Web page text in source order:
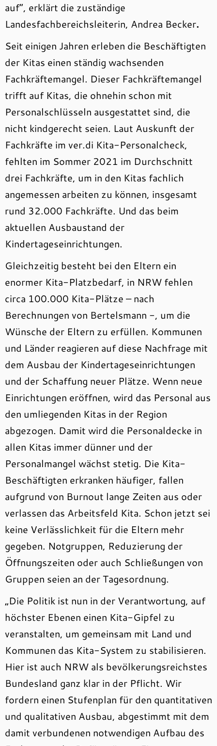
auf“, erklärt die zuständige
Landesfachbereichsleiterin, Andrea Becker.
Seit einigen Jahren erleben die Beschäftigten
der Kitas einen ständig wachsenden
Fachkräftemangel. Dieser Fachkräftemangel
trifft auf Kitas, die ohnehin schon mit
Personalschlüsseln ausgestattet sind, die
nicht kindgerecht seien. Laut Auskunft der
Fachkräfte im ver.di Kita-Personalcheck,
fehlten im Sommer 2021 im Durchschnitt
drei Fachkräfte, um in den Kitas fachlich
angemessen arbeiten zu können, insgesamt
rund 32.000 Fachkräfte. Und das beim
aktuellen Ausbaustand der
Kindertageseinrichtungen.
Gleichzeitig besteht bei den Eltern ein
enormer Kita-Platzbedarf, in NRW fehlen
circa 100.000 Kita-Plätze – nach
Berechnungen von Bertelsmann -, um die
Wünsche der Eltern zu erfüllen. Kommunen
und Länder reagieren auf diese Nachfrage mit
dem Ausbau der Kindertageseinrichtungen
und der Schaffung neuer Plätze. Wenn neue
Einrichtungen eröffnen, wird das Personal aus
den umliegenden Kitas in der Region
abgezogen. Damit wird die Personaldecke in
allen Kitas immer dünner und der
Personalmangel wächst stetig. Die Kita-
Beschäftigten erkranken häufiger, fallen
aufgrund von Burnout lange Zeiten aus oder
verlassen das Arbeitsfeld Kita. Schon jetzt sei
keine Verlässlichkeit für die Eltern mehr
gegeben. Notgruppen, Reduzierung der
Öffnungszeiten oder auch Schließungen von
Gruppen seien an der Tagesordnung.
„Die Politik ist nun in der Verantwortung, auf
höchster Ebenen einen Kita-Gipfel zu
veranstalten, um gemeinsam mit Land und
Kommunen das Kita-System zu stabilisieren.
Hier ist auch NRW als bevölkerungsreichstes
Bundesland ganz klar in der Pflicht. Wir
fordern einen Stufenplan für den quantitativen
und qualitativen Ausbau, abgestimmt mit dem
damit verbundenen notwendigen Aufbau des